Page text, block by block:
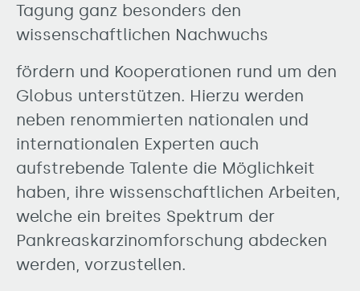
Tagung ganz besonders den
wissenschaftlichen Nachwuchs
fördern und Kooperationen rund um den
Globus unterstützen. Hierzu werden
neben renommierten nationalen und
internationalen Experten auch
aufstrebende Talente die Möglichkeit
haben, ihre wissenschaftlichen Arbeiten,
welche ein breites Spektrum der
Pankreaskarzinomforschung abdecken
werden, vorzustellen.